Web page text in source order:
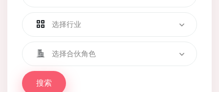
选择行业
选择合伙角色
搜索